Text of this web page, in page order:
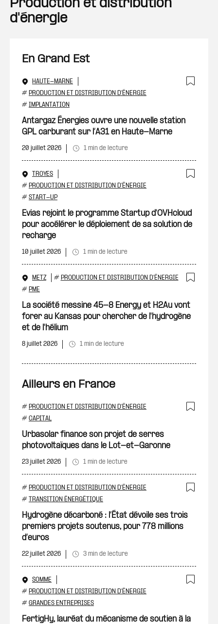
Production et distribution
d'énergie
En Grand Est
HAUTE-MARNE
# PRODUCTION ET DISTRIBUTION D'ÉNERGIE
# IMPLANTATION
Antargaz Énergies ouvre une nouvelle station
GPL carburant sur l’A31 en Haute-Marne
20 juillet 2026 1 min de lecture
TROYES
# PRODUCTION ET DISTRIBUTION D'ÉNERGIE
# START-UP
Evias rejoint le programme Startup d'OVHcloud
pour accélérer le déploiement de sa solution de
recharge
10 juillet 2026 1 min de lecture
METZ # PRODUCTION ET DISTRIBUTION D'ÉNERGIE
# PME
La société messine 45-8 Energy et H2Au vont
forer au Kansas pour chercher de l'hydrogène
et de l'hélium
8 juillet 2026 1 min de lecture
Ailleurs en France
# PRODUCTION ET DISTRIBUTION D'ÉNERGIE
# CAPITAL
Urbasolar finance son projet de serres
photovoltaïques dans le Lot-et-Garonne
23 juillet 2026 1 min de lecture
# PRODUCTION ET DISTRIBUTION D'ÉNERGIE
# TRANSITION ÉNERGÉTIQUE
Hydrogène décarboné : l’État dévoile ses trois
premiers projets soutenus, pour 778 millions
d’euros
22 juillet 2026 3 min de lecture
SOMME
# PRODUCTION ET DISTRIBUTION D'ÉNERGIE
# GRANDES ENTREPRISES
FertigHy, lauréat du mécanisme de soutien à la